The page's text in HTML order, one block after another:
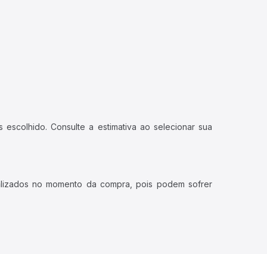
Consulte a estimativa ao selecionar sua
no momento da compra, pois podem sofrer